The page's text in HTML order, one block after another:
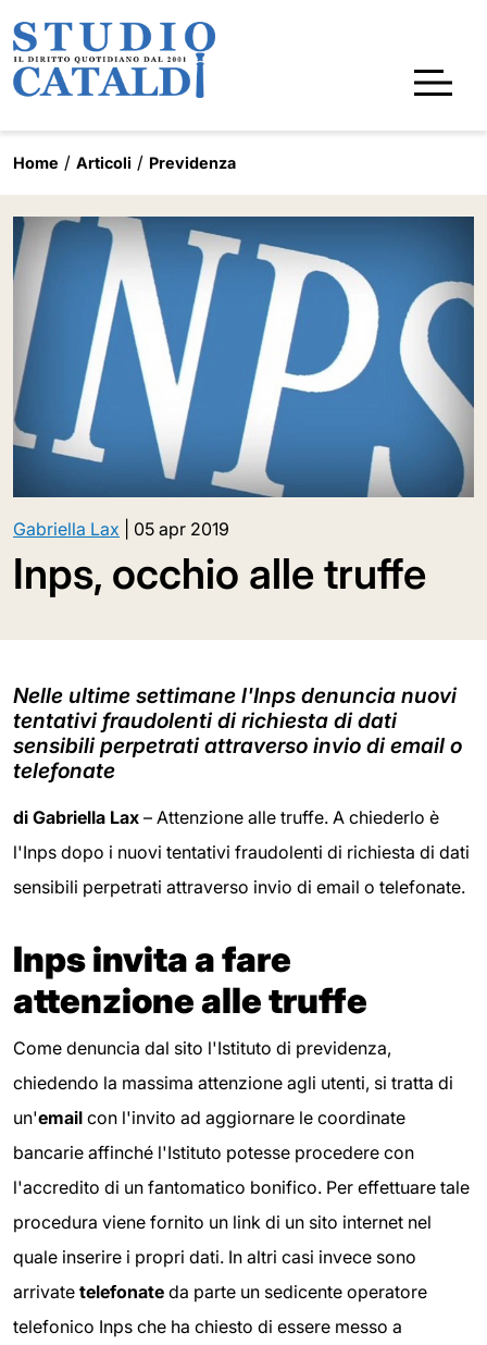
Home Articoli Previdenza
Gabriella Lax 05 apr 2019
Inps, occhio alle truffe
Nelle ultime settimane l'Inps denuncia nuovi
tentativi fraudolenti di richiesta di dati
sensibili perpetrati attraverso invio di email o
telefonate
di Gabriella Lax – Attenzione alle truffe. A chiederlo è
l'Inps dopo i nuovi tentativi fraudolenti di richiesta di dati
sensibili perpetrati attraverso invio di email o telefonate.
Inps invita a fare
attenzione alle truffe
Come denuncia dal sito l'Istituto di previdenza,
chiedendo la massima attenzione agli utenti, si tratta di
un'email con l'invito ad aggiornare le coordinate
bancarie affinché l'Istituto potesse procedere con
l'accredito di un fantomatico bonifico. Per effettuare tale
procedura viene fornito un link di un sito internet nel
quale inserire i propri dati. In altri casi invece sono
arrivate telefonate da parte un sedicente operatore
telefonico Inps che ha chiesto di essere messo a